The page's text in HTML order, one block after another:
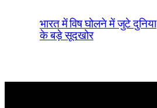
भारत में विष घोलने में जुटे दुनिया
के बड़े सूदखोर